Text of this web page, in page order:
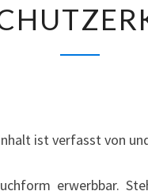
ist verfasst von
erwerbbar.